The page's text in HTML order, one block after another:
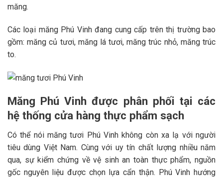
măng.
Các loại măng Phú Vinh đang cung cấp trên thị trường bao
gồm: măng củ tươi, măng lá tươi, măng trúc nhỏ, măng trúc
to.
Măng Phú Vinh được phân phối tại các
hệ thống cửa hàng thực phẩm sạch
Có thể nói măng tươi Phú Vinh không còn xa lạ với người
tiêu dùng Việt Nam. Cùng với uy tín chất lượng nhiều năm
qua, sự kiểm chứng về vệ sinh an toàn thực phẩm, nguồn
gốc nguyên liệu được chọn lựa cẩn thận. Phú Vinh hướng